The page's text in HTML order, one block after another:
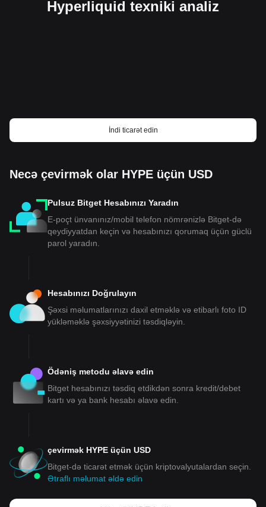
Hyperliquid texniki analiz
İndi ticarət edin
Necə çevirmək olar HYPE üçün USD
Pulsuz Bitget Hesabınızı Yaradın
E-poçt ünvanınız/mobil telefon nömrənizlə Bitget-də
qeydiyyatdan keçin və hesabınızı qorumaq üçün güclü
parol yaradın.
Hesabınızı Doğrulayın
Şəxsi məlumatlarınızı daxil etməklə və etibarlı foto ID
yükləməklə şəxsiyyətinizi təsdiqləyin.
Ödəniş metodu əlavə edin
Bitget hesabınızı təsdiq etdikdən sonra kredit/debet
kartı və ya bank hesabı əlavə edin.
çevirmək HYPE üçün USD
Bitget-də ticarət etmək üçün kriptovalyutalardan seçin.
Ətraflı məlumat əldə edin